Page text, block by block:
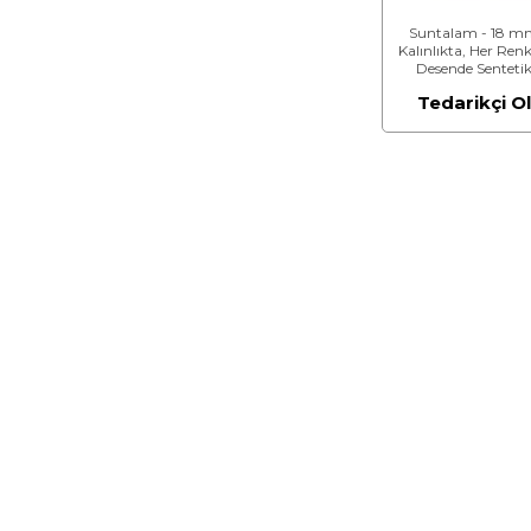
Suntalam - 18
Kalınlıkta, Her
Desende Sentetik
Levha
Tedarikçi Ol